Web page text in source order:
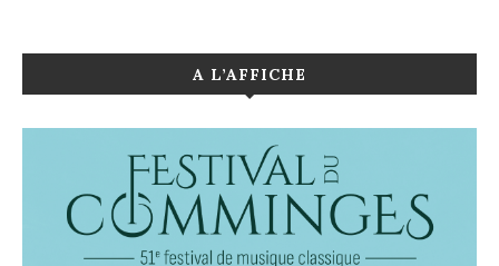
A L’AFFICHE